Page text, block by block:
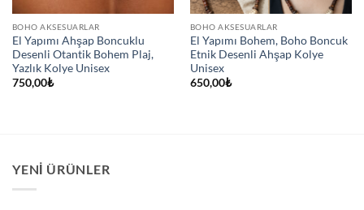
BOHO AKSESUARLAR
El Yapımı Ahşap Boncuklu
Desenli Otantik Bohem Plaj,
Yazlık Kolye Unisex
750,00₺
BOHO AKSESUARLAR
El Yapımı Bohem, Boho Boncuk
Etnik Desenli Ahşap Kolye
Unisex
650,00₺
YENI ÜRÜNLER